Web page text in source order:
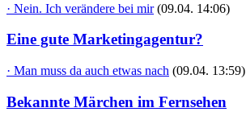
· Nein. Ich verändere bei mir (09.04. 14:06)
Eine gute Marketingagentur?
· Man muss da auch etwas nach (09.04. 13:59)
Bekannte Märchen im Fernsehen